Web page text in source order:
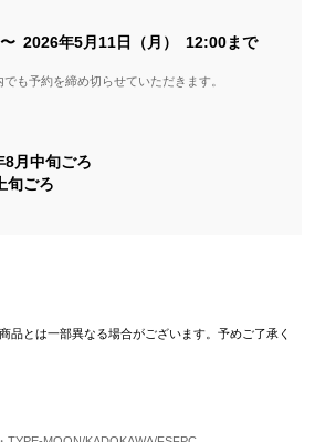
2026年5月11日（月） 12:00まで
も予約を締め切らせていただきます。
8月中旬ごろ
旬ごろ
品とは一部異なる場合がございます。予めご了承く